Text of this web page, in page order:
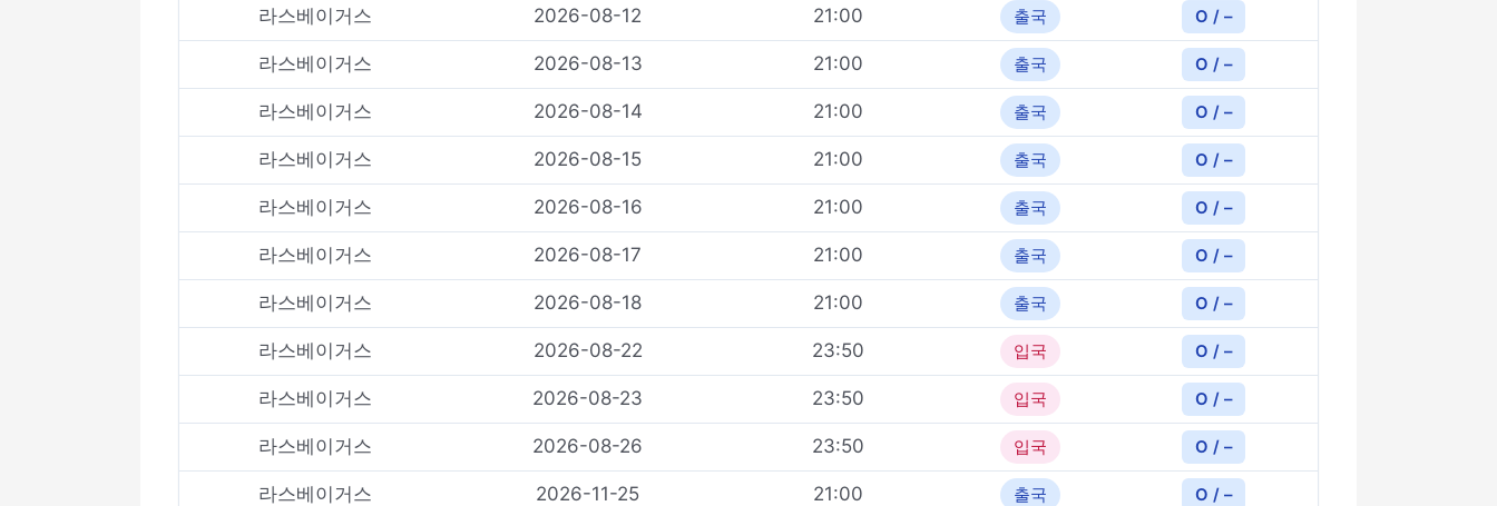
라스베이거스 2026-08-12 21:00 출국 O / –
라스베이거스 2026-08-13 21:00 출국 O / –
라스베이거스 2026-08-14 21:00 출국 O / –
라스베이거스 2026-08-15 21:00 출국 O / –
라스베이거스 2026-08-16 21:00 출국 O / –
라스베이거스 2026-08-17 21:00 출국 O / –
라스베이거스 2026-08-18 21:00 출국 O / –
라스베이거스 2026-08-22 23:50 입국 O / –
라스베이거스 2026-08-23 23:50 입국 O / –
라스베이거스 2026-08-26 23:50 입국 O / –
라스베이거스 2026-11-25 21:00 출국 O / –